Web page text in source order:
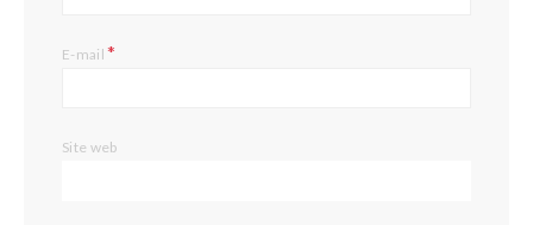
E-mail*
Site web